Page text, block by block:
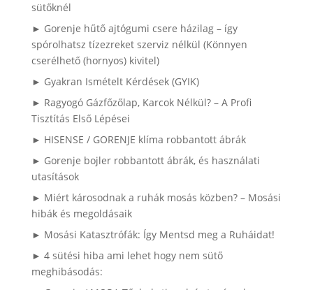
sütőknél
► Gorenje hűtő ajtógumi csere házilag – így
spórolhatsz tízezreket szerviz nélkül (Könnyen
cserélhető (hornyos) kivitel)
► Gyakran Ismételt Kérdések (GYIK)
► Ragyogó Gázfőzőlap, Karcok Nélkül? – A Profi
Tisztítás Első Lépései
► HISENSE / GORENJE klíma robbantott ábrák
► Gorenje bojler robbantott ábrák, és használati
utasítások
► Miért károsodnak a ruhák mosás közben? – Mosási
hibák és megoldásaik
► Mosási Katasztrófák: Így Mentsd meg a Ruháidat!
► 4 sütési hiba ami lehet hogy nem sütő
meghibásodás: